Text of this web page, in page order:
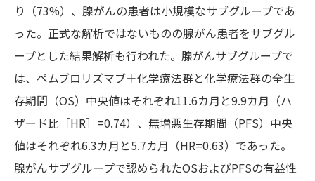
り（73%）、腺がんの患者は小規模なサブグループであ
った。正式な解析ではないものの腺がん患者をサブグル
ープとした結果解析も行われた。腺がんサブグループで
は、ペムブロリズマブ＋化学療法群と化学療法群の全生
存期間（OS）中央値はそれぞれ11.6カ月と9.9カ月（ハ
ザード比［HR］=0.74）、無増悪生存期間（PFS）中央
値はそれぞれ6.3カ月と5.7カ月（HR=0.63）であった。
腺がんサブグループで認められたOSおよびPFSの有益性